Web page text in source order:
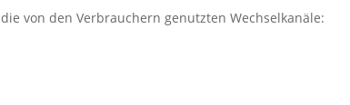
von den Verbrauchern genutzten Wechselkanäle: